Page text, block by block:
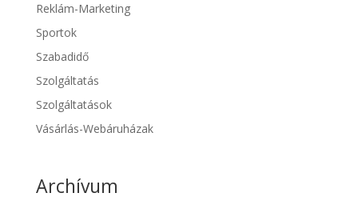
Reklám-Marketing
Sportok
Szabadidő
Szolgáltatás
Szolgáltatások
Vásárlás-Webáruházak
Archívum